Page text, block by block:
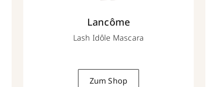
Lancôme
Lash Idôle Mascara
Zum Shop